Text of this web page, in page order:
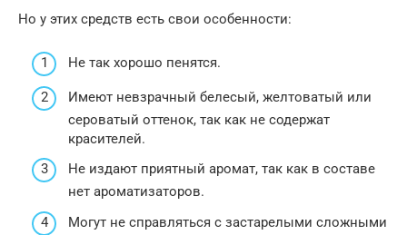
Но у этих средств есть свои особенности:
Не так хорошо пенятся.
Имеют невзрачный белесый, желтоватый или
сероватый оттенок, так как не содержат
красителей.
Не издают приятный аромат, так как в составе
нет ароматизаторов.
Могут не справляться с застарелыми сложными